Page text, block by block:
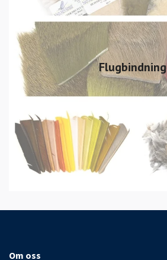
Flugbindning
Om oss